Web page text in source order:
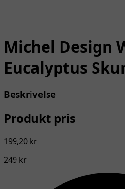
Michel Design
Eucalyptus
Beskrivelse
Produkt pris
199,20 kr
249 kr